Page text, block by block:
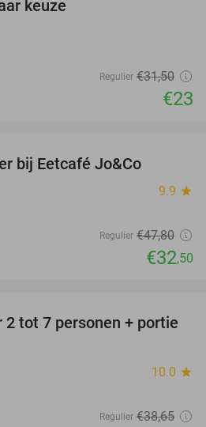
keuze
Regulier €31,50
€23
bij Eetcafé Jo&Co
9.9 star
Regulier €47,80
€32,50
37%
2 tot 7 personen + portie
10.0 star
Regulier €38,65